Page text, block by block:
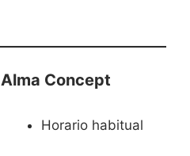
Alma Concept
Horario habitual